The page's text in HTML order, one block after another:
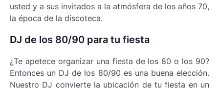
usted y a sus invitados a la atmósfera de los años 70,
la época de la discoteca.
DJ de los 80/90 para tu fiesta
¿Te apetece organizar una fiesta de los 80 o los 90?
Entonces un DJ de los 80/90 es una buena elección.
Nuestro DJ convierte la ubicación de tu fiesta en un